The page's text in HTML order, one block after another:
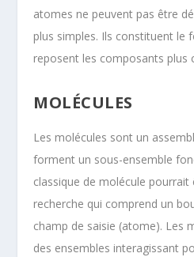
atomes ne peuvent pas être
plus simples. Ils constituent le
reposent les composants plus
MOLÉCULES
Les molécules sont un
forment un sous-ensemble
classique de molécule pourrait
recherche qui comprend un
champ de saisie (atome). Les
des ensembles interagissant